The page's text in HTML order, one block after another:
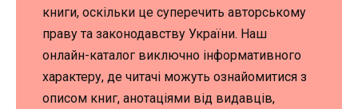
книги, оскільки це суперечить авторському
праву та законодавству України. Наш
онлайн-каталог виключно інформативного
характеру, де читачі можуть ознайомитися з
описом книг, анотаціями від видавців,